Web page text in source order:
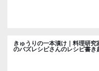
きゅうりの一本漬け｜料理研究
のバズレシピさんのレシピ書き